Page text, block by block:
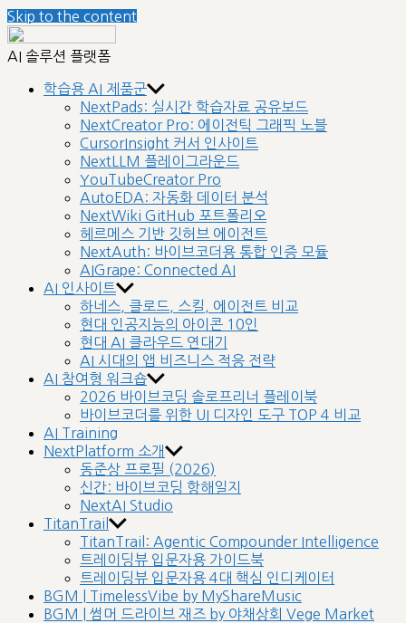
Skip to the content
AI 솔루션 플랫폼
학습용 AI 제품군
NextPads: 실시간 학습자료 공유보드
NextCreator Pro: 에이전틱 그래픽 노블
CursorInsight 커서 인사이트
NextLLM 플레이그라운드
YouTubeCreator Pro
AutoEDA: 자동화 데이터 분석
NextWiki GitHub 포트폴리오
헤르메스 기반 깃허브 에이전트
NextAuth: 바이브코더용 통합 인증 모듈
AIGrape: Connected AI
AI 인사이트
하네스, 클로드, 스킬, 에이전트 비교
현대 인공지능의 아이콘 10인
현대 AI 클라우드 연대기
AI 시대의 앱 비즈니스 적응 전략
AI 참여형 워크숍
2026 바이브코딩 솔로프리너 플레이북
바이브코더를 위한 UI 디자인 도구 TOP 4 비교
AI Training
NextPlatform 소개
동준상 프로필 (2026)
신간: 바이브코딩 항해일지
NextAI Studio
TitanTrail
TitanTrail: Agentic Compounder Intelligence
트레이딩뷰 입문자용 가이드북
트레이딩뷰 입문자용 4대 핵심 인디케이터
BGM | TimelessVibe by MyShareMusic
BGM | 썸머 드라이브 재즈 by 야채상회 Vege Market